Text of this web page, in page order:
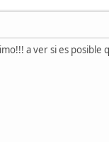
a ver si es